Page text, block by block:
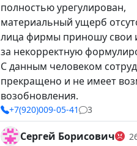
полностью урегулирован,
материальный ущерб
лица фирмы приношу свои
за некорректную
С данным человеком
прекращено и не имеет
возобновления.
+7(920)009-05-41 3
Сергей Борисович